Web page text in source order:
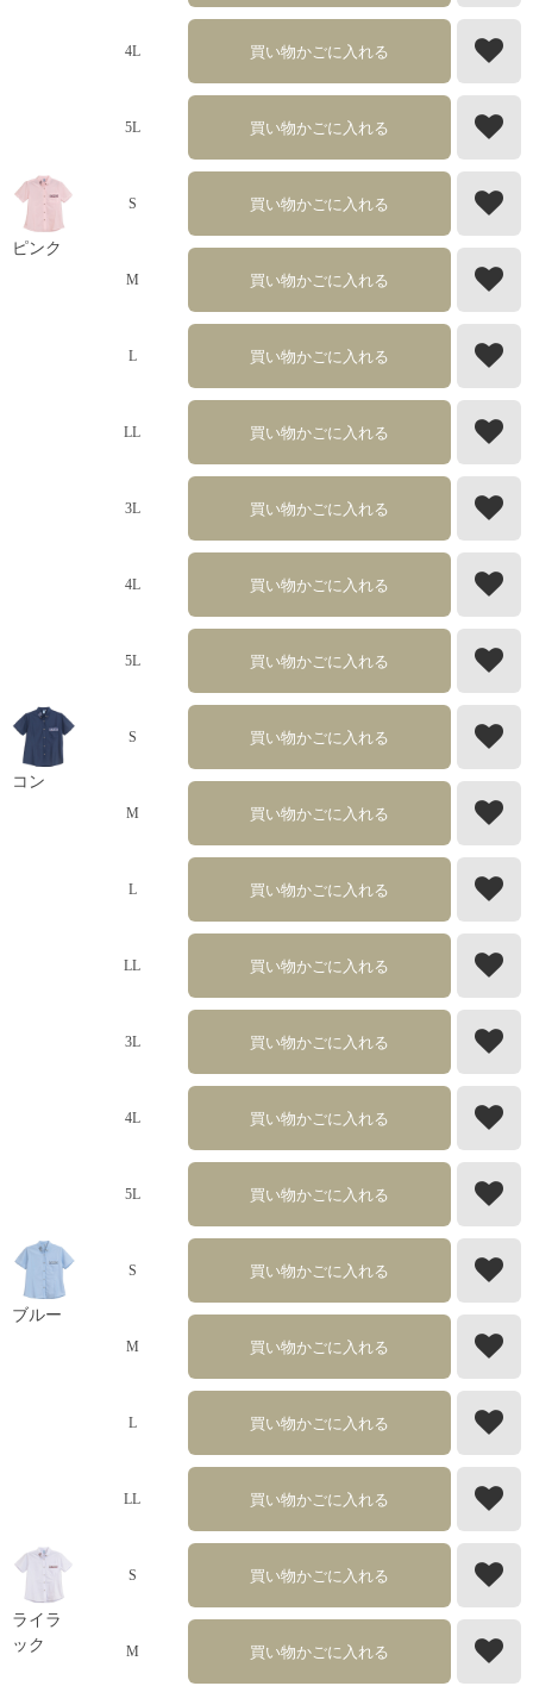
4L 買い物かごに入れる
5L 買い物かごに入れる
ピンク
S 買い物かごに入れる
M 買い物かごに入れる
L 買い物かごに入れる
LL 買い物かごに入れる
3L 買い物かごに入れる
4L 買い物かごに入れる
5L 買い物かごに入れる
コン
S 買い物かごに入れる
M 買い物かごに入れる
L 買い物かごに入れる
LL 買い物かごに入れる
3L 買い物かごに入れる
4L 買い物かごに入れる
5L 買い物かごに入れる
ブルー
S 買い物かごに入れる
M 買い物かごに入れる
L 買い物かごに入れる
LL 買い物かごに入れる
ライラ
ック
S 買い物かごに入れる
M 買い物かごに入れる